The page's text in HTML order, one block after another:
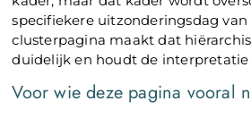
specifiekere uitzonderingsdag van
clusterpagina maakt dat
duidelijk en houdt de interpretatie
Voor wie deze pagina vooral